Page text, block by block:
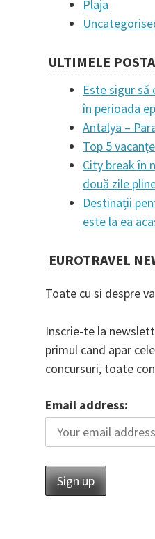
Plaja
ULTIMELE
Este sigur
în perioada
Antalya –
Top 5
City break în
două zile
Destinații
este la ea
EUROTRAVEL
Toate cu si despre
Inscrie-te la
primul cand apar
concursuri, toate
Email address: